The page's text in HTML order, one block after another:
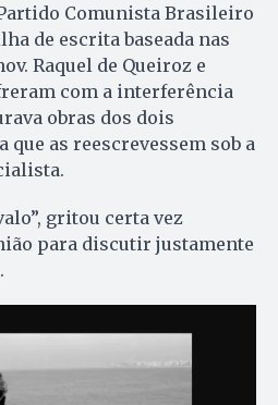
Comunista Brasileiro
de escrita baseada nas
Raquel de Queiroz e
com a interferência
obras dos dois
as reescrevessem sob a
gritou certa vez
para discutir justamente